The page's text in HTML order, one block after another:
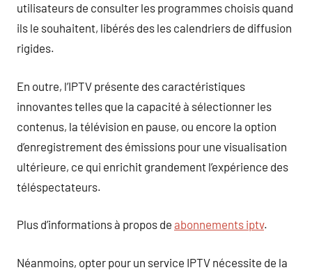
utilisateurs de consulter les programmes choisis quand
ils le souhaitent, libérés des les calendriers de diffusion
rigides.
En outre, l’IPTV présente des caractéristiques
innovantes telles que la capacité à sélectionner les
contenus, la télévision en pause, ou encore la option
d’enregistrement des émissions pour une visualisation
ultérieure, ce qui enrichit grandement l’expérience des
téléspectateurs.
Plus d’informations à propos de abonnements iptv.
Néanmoins, opter pour un service IPTV nécessite de la